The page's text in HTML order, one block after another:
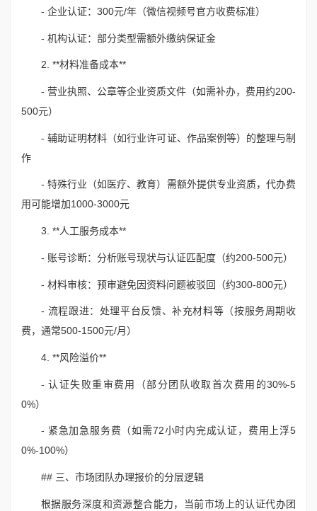
- 企业认证：300元/年（微信视频号官方收费标准）
- 机构认证：部分类型需额外缴纳保证金
2. **材料准备成本**
- 营业执照、公章等企业资质文件（如需补办，费用约200-
500元）
- 辅助证明材料（如行业许可证、作品案例等）的整理与制
作
- 特殊行业（如医疗、教育）需额外提供专业资质，代办费
用可能增加1000-3000元
3. **人工服务成本**
- 账号诊断：分析账号现状与认证匹配度（约200-500元）
- 材料审核：预审避免因资料问题被驳回（约300-800元）
- 流程跟进：处理平台反馈、补充材料等（按服务周期收
费，通常500-1500元/月）
4. **风险溢价**
- 认证失败重审费用（部分团队收取首次费用的30%-5
0%）
- 紧急加急服务费（如需72小时内完成认证，费用上浮5
0%-100%）
## 三、市场团队办理报价的分层逻辑
根据服务深度和资源整合能力，当前市场上的认证代办团